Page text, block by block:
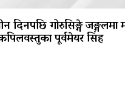
दिनपछि गोरुसिङ्गे
पूर्वमेयर सिंह